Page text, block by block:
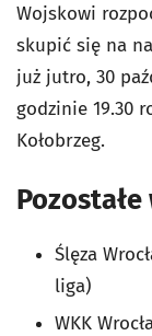
Wojskowi
skupić się na
już jutro, 30
godzinie 19.30
Kołobrzeg.
Ślęza
liga)
WKK